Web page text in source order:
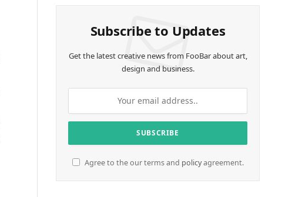
Subscribe to Updates
Get the latest creative news from FooBar about art,
design and business.
Agree to the our terms and policyagreement.